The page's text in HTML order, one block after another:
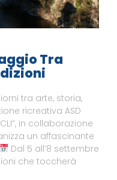
Tra
tra arte, storia,
ricreativa ASD
in collaborazione
un affascinante
Dal 5 all’8 settembre
che toccherà